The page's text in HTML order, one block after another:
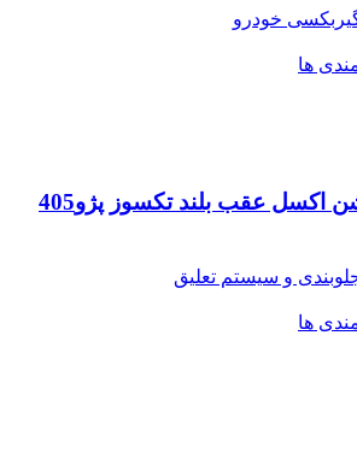
خودرو
ها
میل (موجگیر) تورشن اکسل عقب بلند تکسوز پژو405
و سیستم تعلیق
ها